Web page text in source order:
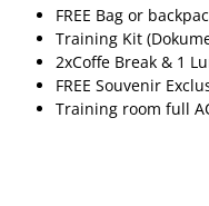
FREE Bag or
Training Kit
2xCoffe Break & 1
FREE Souvenir
Training room full